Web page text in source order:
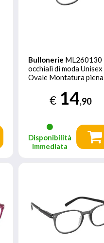
Bullonerie ML260130
occhiali di moda Unisex
Ovale Montatura piena
€ 14,90
Disponibilità
immediata